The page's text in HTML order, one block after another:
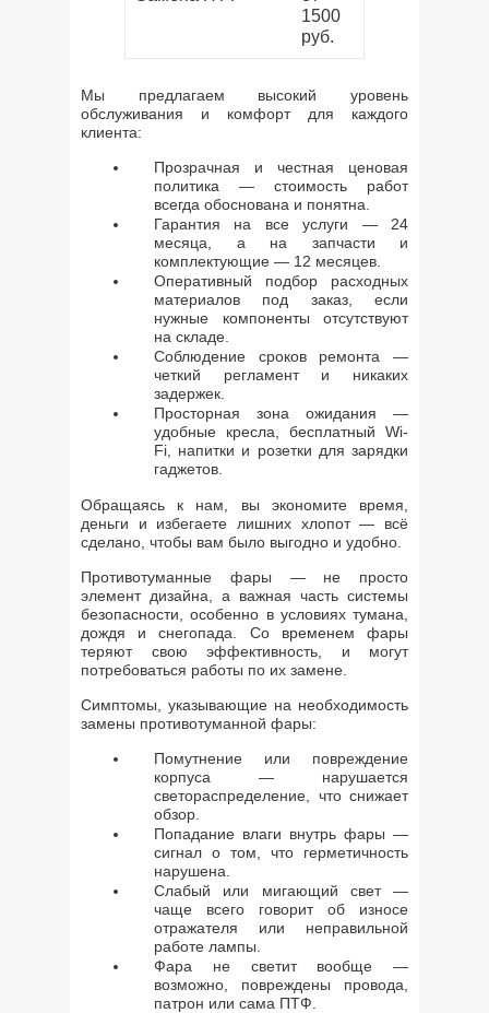
1500
руб.
Мы предлагаем высокий уровень
обслуживания и комфорт для каждого
клиента:
Прозрачная и честная ценовая
политика — стоимость работ
всегда обоснована и понятна.
Гарантия на все услуги — 24
месяца, а на запчасти и
комплектующие — 12 месяцев.
Оперативный подбор расходных
материалов под заказ, если
нужные компоненты отсутствуют
на складе.
Соблюдение сроков ремонта —
четкий регламент и никаких
задержек.
Просторная зона ожидания —
удобные кресла, бесплатный Wi-
Fi, напитки и розетки для зарядки
гаджетов.
Обращаясь к нам, вы экономите время,
деньги и избегаете лишних хлопот — всё
сделано, чтобы вам было выгодно и удобно.
Противотуманные фары — не просто
элемент дизайна, а важная часть системы
безопасности, особенно в условиях тумана,
дождя и снегопада. Со временем фары
теряют свою эффективность, и могут
потребоваться работы по их замене.
Симптомы, указывающие на необходимость
замены противотуманной фары:
Помутнение или повреждение
корпуса — нарушается
светораспределение, что снижает
обзор.
Попадание влаги внутрь фары —
сигнал о том, что герметичность
нарушена.
Слабый или мигающий свет —
чаще всего говорит об износе
отражателя или неправильной
работе лампы.
Фара не светит вообще —
возможно, повреждены провода,
патрон или сама ПТФ.